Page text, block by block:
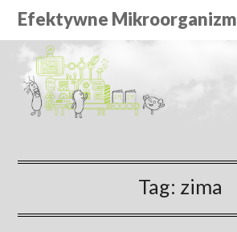
Efektywne
Tag: zima